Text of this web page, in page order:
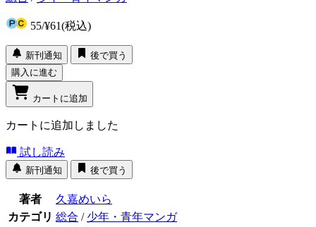
55/¥61(税込)
新刊通知
後で買う
購入に進む
カートに追加
カートに追加しました
試し読み
新刊通知 後で買う
著者
久嘉めいら
カテゴリ 総合 / 少年・青年マンガ